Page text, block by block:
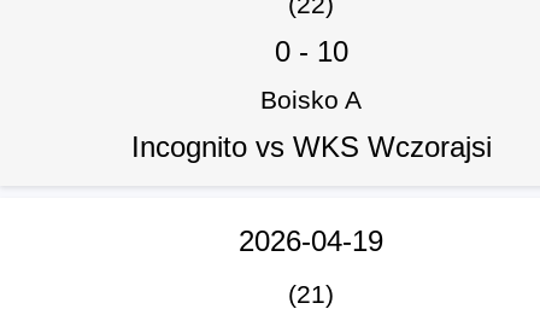
0- 10
Boisko A
Incognito vs WKS Wczorajsi
2026-04-19
(21)